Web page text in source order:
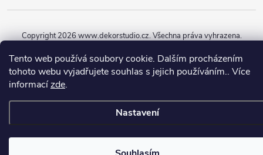
Tento web používá soubory cookie. Dalším procházením
tohoto webu vyjadřujete souhlas s jejich používáním.. Více
informacízde.
Nastavení
Vytvořil Shoptet
Copyright 2026www.dekorstudio.cz. Všechna práva vyhrazena.